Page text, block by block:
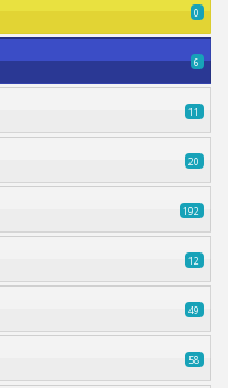
0
6
11
20
192
12
49
58